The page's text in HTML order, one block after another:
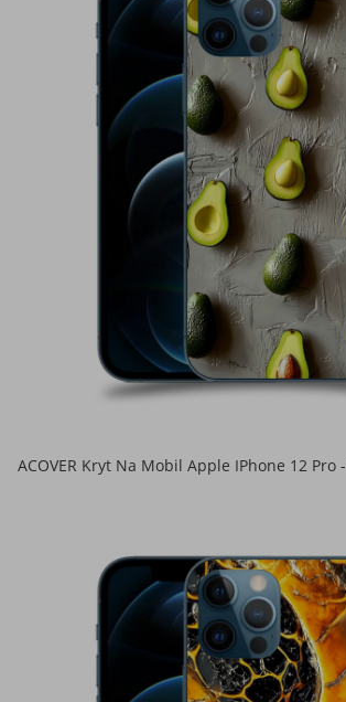
ACOVER Kryt Na Mobil Apple IPhone 12 Pro